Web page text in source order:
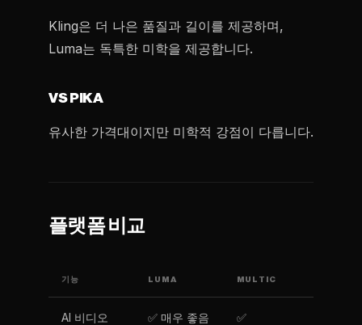
Kling은 더 나은 품질과 길이를 제공하며,
Luma는 독특한 미학을 제공합니다.
VS PIKA
유사한 가격대이지만 미학적 강점이 다릅니다.
플랫폼 비교
기능 LUMA MULTIC
AI 비디오 ✅ 매우 좋음 ✅